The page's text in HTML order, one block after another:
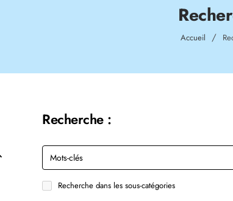
Accueilhome
Recherche :
Recherche dans les sous-catégories